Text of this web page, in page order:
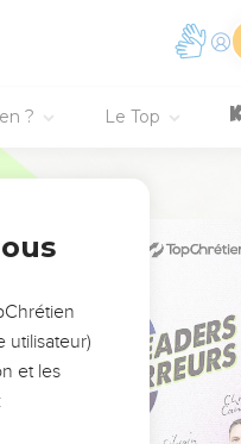
? Le Top
utilisateur)
et les